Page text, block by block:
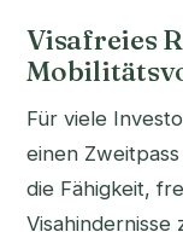
Visafreies
Für viele
einen
die Fähigkeit,